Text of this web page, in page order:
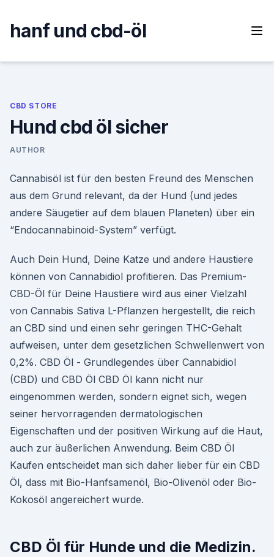
content
hanf und cbd-öl
CBD STORE
Hund cbd öl sicher
AUTHOR
Cannabisöl ist für den besten Freund des Menschen
aus dem Grund relevant, da der Hund (und jedes
andere Säugetier auf dem blauen Planeten) über ein
“Endocannabinoid-System” verfügt.
Auch Dein Hund, Deine Katze und andere Haustiere
können von Cannabidiol profitieren. Das Premium-
CBD-Öl für Deine Haustiere wird aus einer Vielzahl
von Cannabis Sativa L-Pflanzen hergestellt, die reich
an CBD sind und einen sehr geringen THC-Gehalt
aufweisen, unter dem gesetzlichen Schwellenwert von
0,2%. CBD Öl - Grundlegendes über Cannabidiol
(CBD) und CBD Öl CBD Öl kann nicht nur
eingenommen werden, sondern eignet sich, wegen
seiner hervorragenden dermatologischen
Eigenschaften und der positiven Wirkung auf die Haut,
auch zur äußerlichen Anwendung. Beim CBD Öl
Kaufen entscheidet man sich daher lieber für ein CBD
Öl, dass mit Bio-Hanfsamenöl, Bio-Olivenöl oder Bio-
Kokosöl angereichert wurde.
CBD Öl für Hunde und die Medizin.